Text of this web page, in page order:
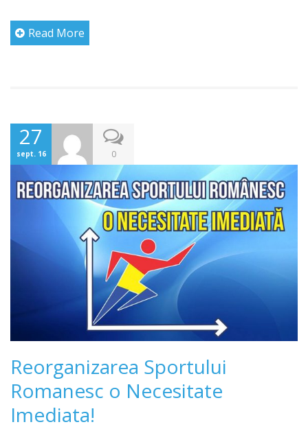
Read More
27
sept. 16 0
Reorganizarea Sportului
Romanesc o Necesitate
Imediata!